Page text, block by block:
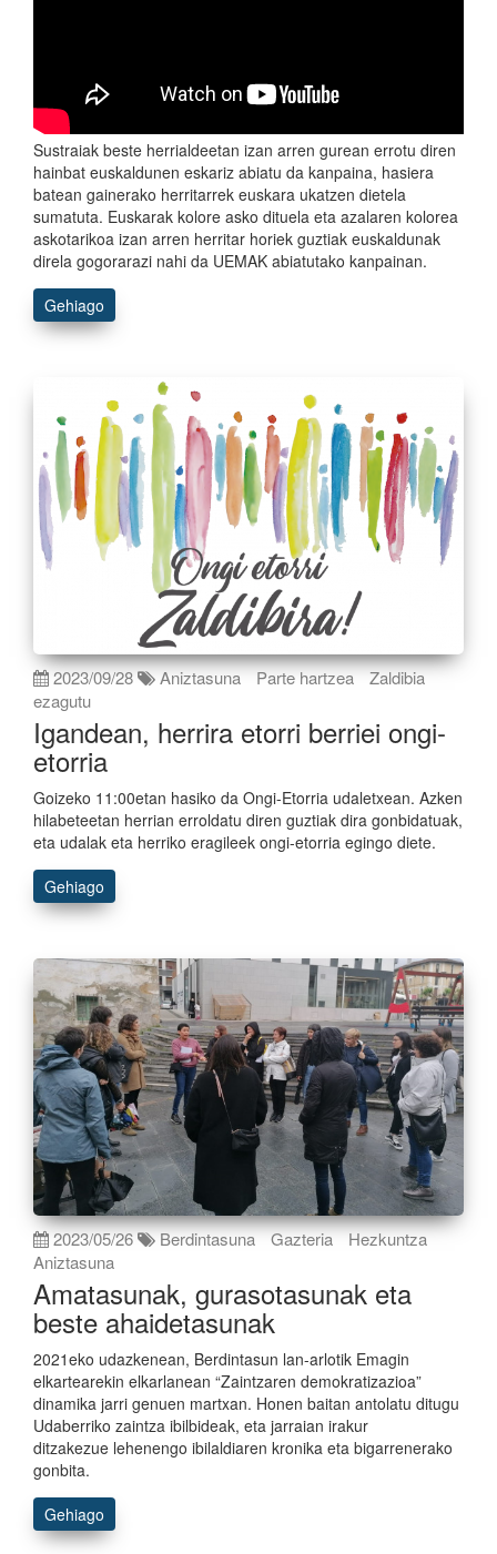
Sustraiak beste herrialdeetan izan arren gurean errotu diren
hainbat euskaldunen eskariz abiatu da kanpaina, hasiera
batean gainerako herritarrek euskara ukatzen dietela
sumatuta. Euskarak kolore asko dituela eta azalaren kolorea
askotarikoa izan arren herritar horiek guztiak euskaldunak
direla gogorarazi nahi da UEMAK abiatutako kanpainan.
Gehiago
2023/09/28 Aniztasuna Parte hartzea
Zaldibia
ezagutu
Igandean, herrira etorri berriei ongi-
etorria
Goizeko 11:00etan hasiko da Ongi-Etorria udaletxean. Azken
hilabeteetan herrian erroldatu diren guztiak dira gonbidatuak,
eta udalak eta herriko eragileek ongi-etorria egingo diete.
Gehiago
2023/05/26 Berdintasuna Gazteria
Hezkuntza
Aniztasuna
Amatasunak, gurasotasunak eta
beste ahaidetasunak
2021eko udazkenean, Berdintasun lan-arlotik Emagin
elkartearekin elkarlanean “Zaintzaren demokratizazioa”
dinamika jarri genuen martxan. Honen baitan antolatu ditugu
Udaberriko zaintza ibilbideak, eta jarraian irakur
ditzakezue lehenengo ibilaldiaren kronika eta bigarrenerako
gonbita.
Gehiago